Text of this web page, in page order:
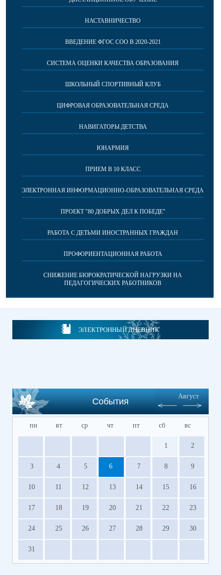
НАСТАВНИЧЕСТВО
ВВЕДЕНИЕ ФГОС СОО В 2020-2021
СИСТЕМА ОЦЕНКИ КАЧЕСТВА ОБРАЗОВАНИЯ
ШКОЛЬНЫЙ СПОРТИВНЫЙ КЛУБ
ЦИФРОВАЯ ОБРАЗОВАТЕЛЬНАЯ СРЕДА
НАВИГАТОРЫ ДЕТСТВА
ЮНАРМИЯ
ПРИЕМ В 10 КЛАСС
ЭЛЕКТРОННАЯ ИНФОРМАЦИОННО-ОБРАЗОВАТЕЛЬНАЯ СРЕДА
ПРОЕКТ "80 ДОБРЫХ ДЕЛ К ПОБЕДЕ"
РАБОТА С ДЕТЬМИ ИНОСТРАННЫХ ГРАЖДАН
ПРОФОРИЕНТАЦИОННАЯ РАБОТА
СНИЖЕНИЕ БЮРОКРАТИЧЕСКОЙ НАГРУЗКИ НА
ПЕДАГОГИЧЕСКИХ РАБОТНИКОВ
ЭЛЕКТРОННЫЙ ДНЕВНИК
События
Август
пн вт ср чт пт сб вс
1 2
3 4 5 6 7 8 9
10 11 12 13 14 15 16
17 18 19 20 21 22 23
24 25 26 27 28 29 30
31